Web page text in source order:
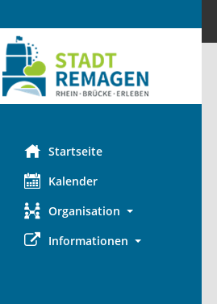
Startseite
Kalender
Organisation
Informationen